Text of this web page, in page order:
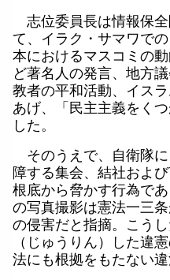
志位委員長は情報保
て、イラク・サマワで
本におけるマスコミの
ど著名人の発言、地方
教者の平和活動、イス
あげ、「民主主義をく
した。
そのうえで、自衛隊
障する集会、結社およ
根底から脅かす行為で
の写真撮影は憲法一三
の侵害だと指摘。こう
（じゅうりん）した違
法にも根拠をもたない